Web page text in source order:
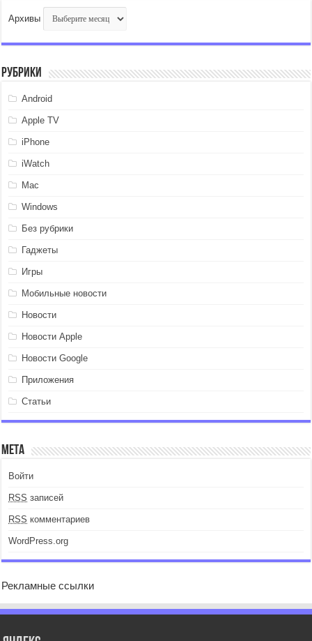
Архивы
Рубрики
Android
Apple TV
iPhone
iWatch
Mac
Windows
Без рубрики
Гаджеты
Игры
Мобильные новости
Новости
Новости Apple
Новости Google
Приложения
Статьи
Мета
Войти
RSS записей
RSS комментариев
WordPress.org
Рекламные ссылки